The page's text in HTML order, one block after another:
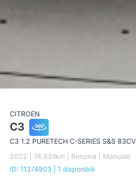
CITROEN
C3
C3 1.2 PURETECH C-SERIES S&S 83CV
2022 | 74.631km | Benzina | Manuale
ID: 11374903
| 1 disponibili